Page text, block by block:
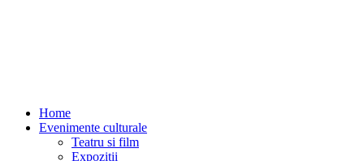
Home
Evenimente culturale
Teatru si film
Expozitii